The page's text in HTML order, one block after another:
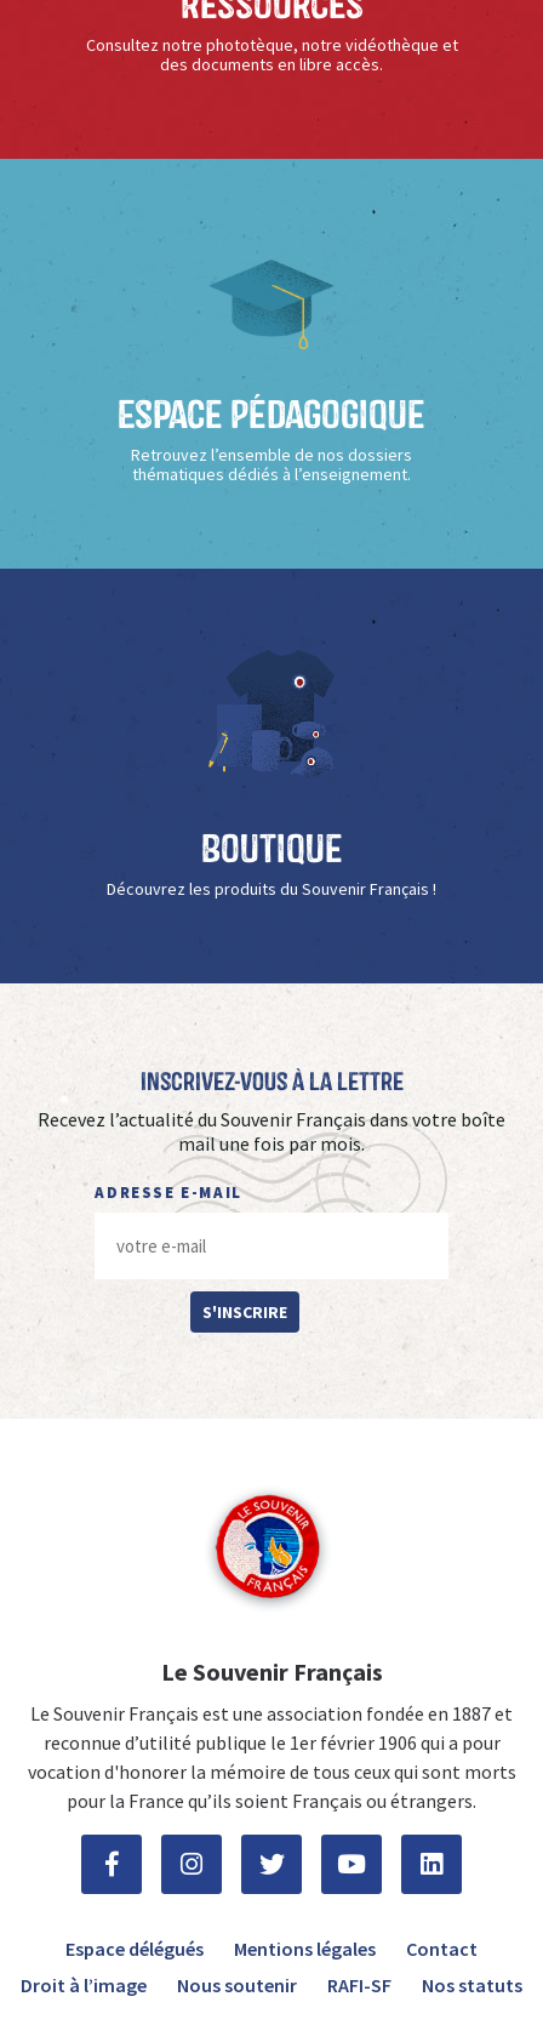
Consultez notre phototèque, notre vidéothèque et
des documents en libre accès.
Espace Pédagogique
Retrouvez l’ensemble de nos dossiers
thématiques dédiés à l’enseignement.
Boutique
Découvrez les produits du Souvenir Français !
Inscrivez-vous à La Lettre
Recevez l’actualité du Souvenir Français dans votre boîte
mail une fois par mois.
ADRESSE E-MAIL
S'INSCRIRE
Le Souvenir Français
Le Souvenir Français est une association fondée en 1887 et
reconnue d’utilité publique le 1er février 1906 qui a pour
vocation d'honorer la mémoire de tous ceux qui sont morts
pour la France qu’ils soient Français ou étrangers.
Espace délégués Mentions légales
Contact
Droit à l’image
Nous soutenir RAFI-SF Nos statuts